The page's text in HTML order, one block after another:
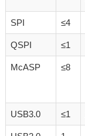
SPI ≤4
QSPI ≤1
McASP ≤8
USB3.0 ≤1